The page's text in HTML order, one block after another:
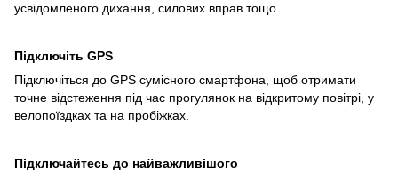
усвідомленого дихання, силових вправ тощо.
Підключіть GPS
Підключіться до GPS сумісного смартфона, щоб отримати
точне відстеження під час прогулянок на відкритому повітрі, у
велопоїздках та на пробіжках.
Підключайтесь до найважливішого